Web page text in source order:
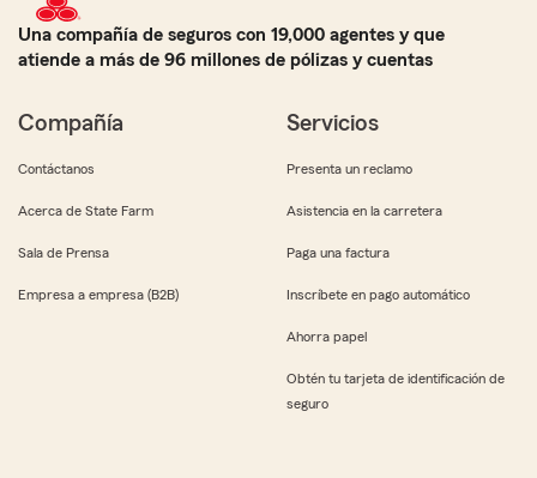
Una compañía de seguros con 19,000 agentes y que
atiende a más de 96 millones de pólizas y cuentas
Compañía
Contáctanos
Acerca de State Farm
Sala de Prensa
Empresa a empresa (B2B)
Servicios
Presenta un reclamo
Asistencia en la carretera
Paga una factura
Inscríbete en pago automático
Ahorra papel
Obtén tu tarjeta de identificación de
seguro